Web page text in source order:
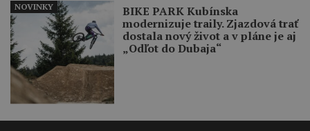
BIKE PARK Kubínska
modernizuje traily. Zjazdová trať
dostala nový život a v pláne je aj
„Odľot do Dubaja“
NOVINKY